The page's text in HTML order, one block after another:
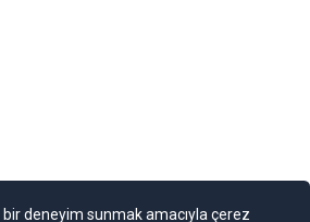
yorum ve tavsiyeler ise genel niteliktedir. Bu
yer alan bilgilere dayanılarak yatırım kararı
deneyim sunmak amacıyla çerez